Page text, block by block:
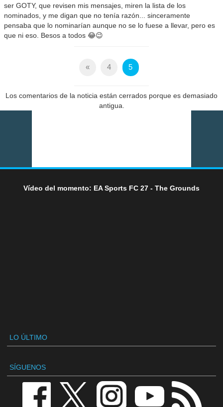
ser GOTY, que revisen mis mensajes, miren la lista de los
nominados, y me digan que no tenía razón... sinceramente
pensaba que lo nominarían aunque no se lo fuese a llevar, pero es
que ni eso. Besos a todos 😂😉
« 4 5
Los comentarios de la noticia están cerrados porque es demasiado
antigua.
Vídeo del momento: EA Sports FC 27 - The Grounds
LO ÚLTIMO
SÍGUENOS